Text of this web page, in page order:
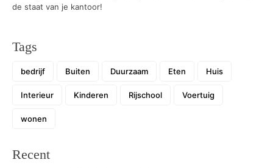
de staat van je kantoor!
Tags
bedrijf Buiten Duurzaam Eten Huis
Interieur Kinderen Rijschool Voertuig
wonen
Recent